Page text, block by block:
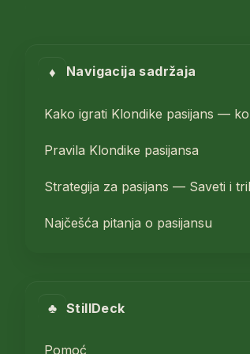
♦ Navigacija sadržaja
Kako igrati Klondike pasijans —
Pravila Klondike pasijansa
Strategija za pasijans — Saveti i
Najčešća pitanja o pasijansu
♣ StillDeck
Pomoć